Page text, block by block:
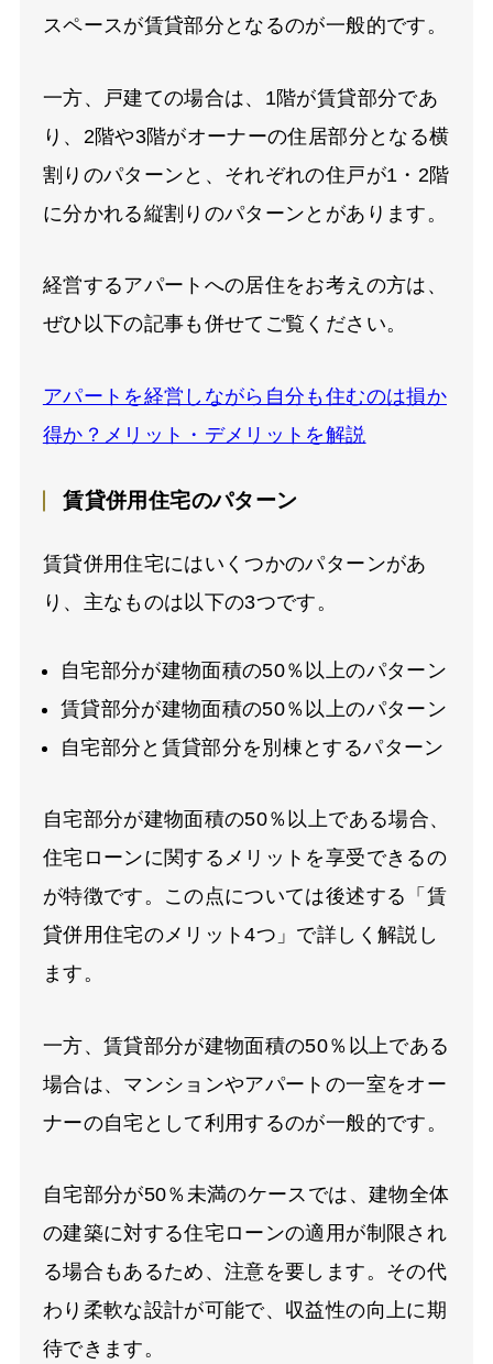
スペースが賃貸部分となるのが一般的です。
一方、戸建ての場合は、1階が賃貸部分であ
り、2階や3階がオーナーの住居部分となる横
割りのパターンと、それぞれの住戸が1・2階
に分かれる縦割りのパターンとがあります。
経営するアパートへの居住をお考えの方は、
ぜひ以下の記事も併せてご覧ください。
アパートを経営しながら自分も住むのは損か
得か？メリット・デメリットを解説
賃貸併用住宅のパターン
賃貸併用住宅にはいくつかのパターンがあ
り、主なものは以下の3つです。
自宅部分が建物面積の50％以上のパターン
賃貸部分が建物面積の50％以上のパターン
自宅部分と賃貸部分を別棟とするパターン
自宅部分が建物面積の50％以上である場合、
住宅ローンに関するメリットを享受できるの
が特徴です。この点については後述する「賃
貸併用住宅のメリット4つ」で詳しく解説し
ます。
一方、賃貸部分が建物面積の50％以上である
場合は、マンションやアパートの一室をオー
ナーの自宅として利用するのが一般的です。
自宅部分が50％未満のケースでは、建物全体
の建築に対する住宅ローンの適用が制限され
る場合もあるため、注意を要します。その代
わり柔軟な設計が可能で、収益性の向上に期
待できます。